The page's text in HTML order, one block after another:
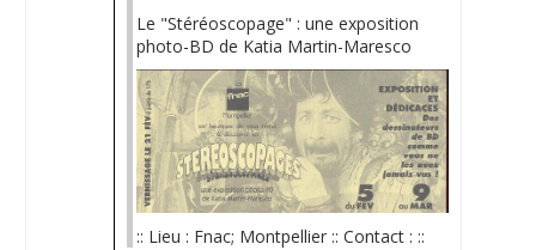
Le "Stéréoscopage" : une exposition
photo-BD de Katia Martin-Maresco
:: Lieu : Fnac; Montpellier :: Contact : ::